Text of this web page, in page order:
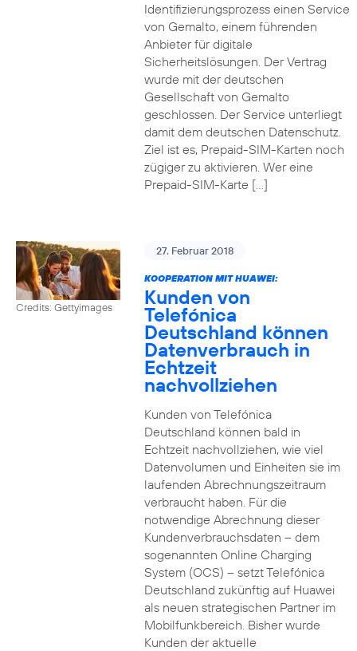
Identifizierungsprozess einen Service
von Gemalto, einem führenden
Anbieter für digitale
Sicherheitslösungen. Der Vertrag
wurde mit der deutschen
Gesellschaft von Gemalto
geschlossen. Der Service unterliegt
damit dem deutschen Datenschutz.
Ziel ist es, Prepaid-SIM-Karten noch
zügiger zu aktivieren. Wer eine
Prepaid-SIM-Karte […]
Credits: Gettyimages
27. Februar 2018
KOOPERATION MIT HUAWEI:
Kunden von
Telefónica
Deutschland können
Datenverbrauch in
Echtzeit
nachvollziehen
Kunden von Telefónica
Deutschland können bald in
Echtzeit nachvollziehen, wie viel
Datenvolumen und Einheiten sie im
laufenden Abrechnungszeitraum
verbraucht haben. Für die
notwendige Abrechnung dieser
Kundenverbrauchsdaten – dem
sogenannten Online Charging
System (OCS) – setzt Telefónica
Deutschland zukünftig auf Huawei
als neuen strategischen Partner im
Mobilfunkbereich. Bisher wurde
Kunden der aktuelle